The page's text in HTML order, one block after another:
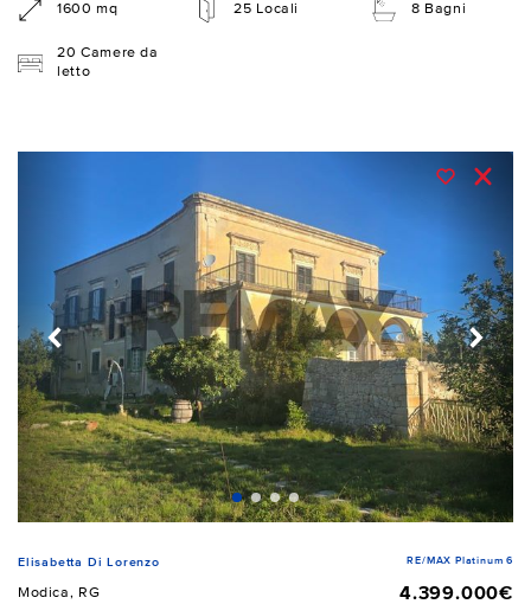
1600 mq 25 Locali 8 Bagni
20 Camere da
letto
Elisabetta Di Lorenzo RE/MAX Platinum 6
Modica, RG
4.399.000€